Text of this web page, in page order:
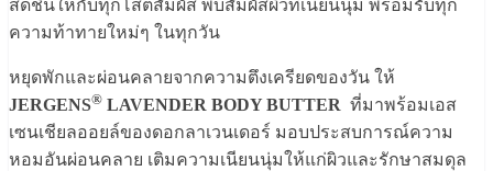
สดชื่นให้กับทุกโสตสัมผัส พบสัมผัสผิวที่เนียนนุ่ม พร้อมรับทุก
ความท้าทายใหม่ๆ ในทุกวัน
หยุดพักและผ่อนคลายจากความตึงเครียดของวัน ให้
JERGENS® LAVENDER BODY BUTTER ที่มาพร้อมเอส
เซนเชียลออยล์ของดอกลาเวนเดอร์ มอบประสบการณ์ความ
หอมอันผ่อนคลาย เติมความเนียนนุ่มให้แก่ผิวและรักษาสมดุล